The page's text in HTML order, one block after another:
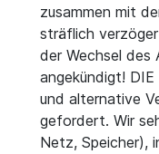
zusammen mit
sträflich
der Wechsel des
angekündigt!
und alternative
gefordert. Wir
Netz, Speicher),